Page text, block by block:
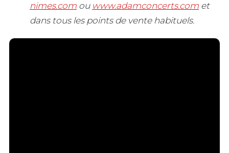
nimes.com ou www.adamconcerts.com et
dans tous les points de vente habituels.